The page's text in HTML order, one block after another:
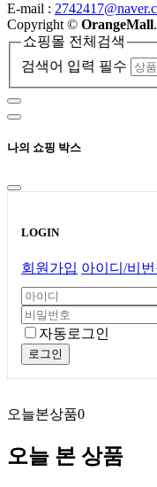
E-mail :
Copyright© OrangeMall
쇼핑몰 전체검색
검색어 입력 필수
나의 쇼핑 박스
LOGIN
회원가입 아이디/비번
자동로그인
로그인
오늘본상품0
오늘 본 상품